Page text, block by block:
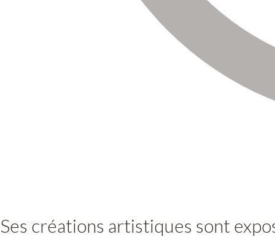
Ses créations artistiques sont